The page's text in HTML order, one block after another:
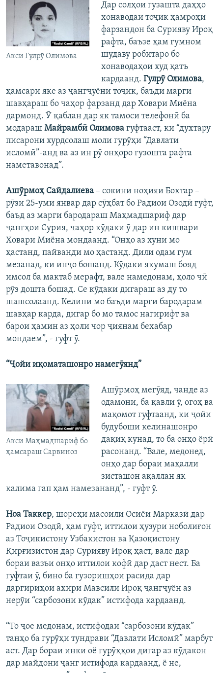
Акси Гулрӯ Олимова
Дар солҳои гузашта даҳҳо
хонаводаи тоҷик ҳамроҳи
фарзандон ба Сурияву Ироқ
рафта, баъзе ҳам гумном
шудаву робитаро бо
хонаводаҳои худ қатъ
кардаанд. Гулрӯ Олимова,
ҳамсари яке аз ҷангҷӯёни тоҷик, баъди марги
шавҳараш бо чаҳор фарзанд дар Ховари Миёна
дармонд. Ӯ қаблан дар як тамоси телефонӣ ба
модараш Майрамбӣ Олимова гуфтааст, ки “духтару
писарони хурдсолаш моли гурӯҳи “Давлати
исломӣ”-анд ва аз ин рӯ онҳоро гузошта рафта
наметавонад”.
Ашӯрмоҳ Сайдалиева – сокини ноҳияи Бохтар –
рӯзи 25-уми январ дар сӯҳбат бо Радиои Озодӣ гуфт,
баъд аз марги бародараш Маҳмадшариф дар
ҷангҳои Сурия, чаҳор кӯдаки ӯ дар ин кишвари
Ховари Миёна мондаанд. “Онҳо аз хуни мо
ҳастанд, пайванди мо ҳастанд. Дили одам гум
мезанад, ки инҷо бошанд. Кӯдаки якумаш бояд
имсол ба мактаб мерафт, вале намедонам, ҳоло чӣ
рӯз дошта бошад. Се кӯдаки дигараш аз ду то
шашсолаанд. Келини мо баъди марги бародарам
шавҳар карда, дигар бо мо тамос нагирифт ва
барои ҳамин аз ҳоли чор ҷиянам бехабар
мондаем”, - гуфт ӯ.
“Ҷойи иқоматашонро намегӯянд”
Акси Маҳмадшариф бо
ҳамсараш Сарвиноз
Ашӯрмоҳ мегӯяд, чанде аз
одамони, ба қавли ӯ, огоҳ ва
мақомот гуфтаанд, ки ҷойи
будубоши келинашонро
дақиқ кунад, то ба онҳо ёрӣ
расонанд. “Вале, медонед,
онҳо дар бораи маҳалли
зисташон ақаллан як
калима гап ҳам намезананд”, - гуфт ӯ.
Ноа Таккер, шореҳи масоили Осиёи Марказӣ дар
Радиои Озодӣ, ҳам гуфт, иттилои ҳузури ноболиғон
аз Тоҷикистону Узбакистон ва Қазоқистону
Қирғизистон дар Сурияву Ироқ ҳаст, вале дар
бораи вазъи онҳо иттилои кофӣ дар даст нест. Ба
гуфтаи ӯ, бино ба гузоришҳои расида дар
даргириҳои ахири Мавсили Ироқ ҷангҷӯён аз
нерӯи “сарбозони кӯдак” истифода кардаанд.
“То ҷое медонам, истифодаи “сарбозони кӯдак”
танҳо ба гурӯҳи тундрави “Давлати Исломӣ” марбут
аст. Дар бораи инки оё гурӯҳҳои дигар аз кӯдакон
дар майдони ҷанг истифода кардаанд, ё не,